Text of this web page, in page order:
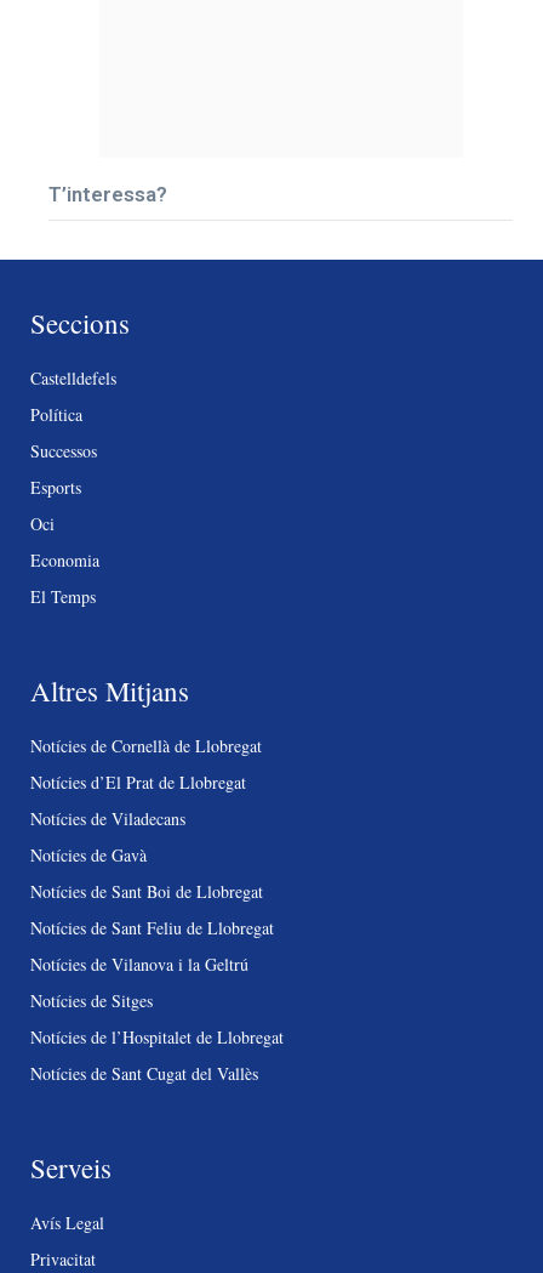
T’interessa?
Seccions
Castelldefels
Política
Successos
Esports
Oci
Economia
El Temps
Altres Mitjans
Notícies de Cornellà de Llobregat
Notícies d’El Prat de Llobregat
Notícies de Viladecans
Notícies de Gavà
Notícies de Sant Boi de Llobregat
Notícies de Sant Feliu de Llobregat
Notícies de Vilanova i la Geltrú
Notícies de Sitges
Notícies de l’Hospitalet de Llobregat
Notícies de Sant Cugat del Vallès
Serveis
Avís Legal
Privacitat